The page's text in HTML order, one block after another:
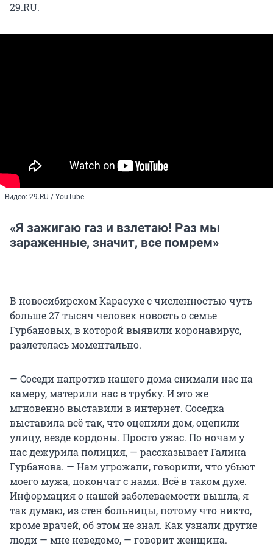
29.RU.
Видео: 29.RU / YouTube
«Я зажигаю газ и взлетаю! Раз мы
зараженные, значит, все помрем»
В новосибирском Карасуке с численностью чуть
больше 27 тысяч человек новость о семье
Гурбановых, в которой выявили коронавирус,
разлетелась моментально.
— Соседи напротив нашего дома снимали нас на
камеру, материли нас в трубку. И это же
мгновенно выставили в интернет. Соседка
выставила всё так, что оцепили дом, оцепили
улицу, везде кордоны. Просто ужас. По ночам у
нас дежурила полиция, — рассказывает Галина
Гурбанова. — Нам угрожали, говорили, что убьют
моего мужа, покончат с нами. Всё в таком духе.
Информация о нашей заболеваемости вышла, я
так думаю, из стен больницы, потому что никто,
кроме врачей, об этом не знал. Как узнали другие
люди — мне неведомо, — говорит женщина.